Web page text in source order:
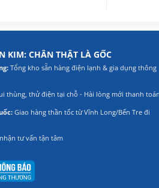
KIM: CHÂN THẬT LÀ GỐC
Tổng kho sẵn hàng điện lạnh & gia dụng thông
thùng, thử điện tại chỗ - Hài lòng mới thanh
Giao hàng thần tốc từ Vĩnh Long/Bến Tre đi
tư vấn tận tâm